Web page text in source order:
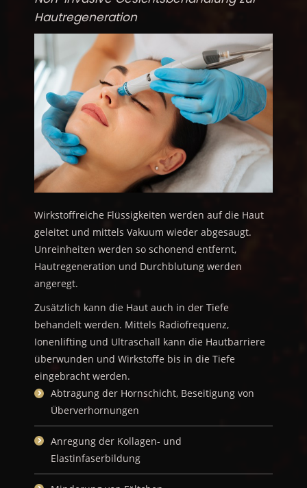
Hautregeneration
Wirkstoffreiche Flüssigkeiten werden auf die Haut
geleitet und mittels Vakuum wieder abgesaugt.
Unreinheiten werden so schonend entfernt,
Hautregeneration und Durchblutung werden
angeregt.
Zusätzlich kann die Haut auch in der Tiefe
behandelt werden. Mittels Radiofrequenz,
Ionenlifting und Ultraschall kann die Hautbarriere
überwunden und Wirkstoffe bis in die Tiefe
eingebracht werden.
Abtragung der Hornschicht, Beseitigung von
Überverhornungen
Anregung der Kollagen- und
Elastinfaserbildung